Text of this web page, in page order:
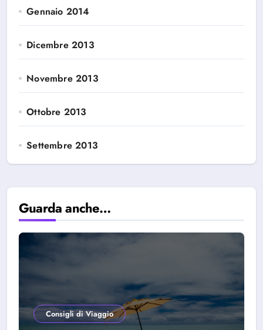
Gennaio 2014
Dicembre 2013
Novembre 2013
Ottobre 2013
Settembre 2013
Guarda anche…
Consigli di Viaggio